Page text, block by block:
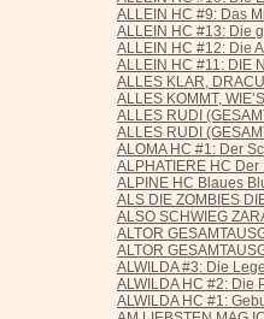
ALLEIN HC #9: Das
ALLEIN HC #13: Die
ALLEIN HC #12: Die
ALLEIN HC #11: DIE
ALLES KLAR,
ALLES KOMMT,
ALLES RUDI
ALLES RUDI
ALOMA HC #1: Der
ALPHATIERE HC
ALPINE HC Blaues
ALS DIE ZOMBIES
ALSO SCHWIEG
ALTOR
ALTOR
ALWILDA #3: Die
ALWILDA HC #2: Die
ALWILDA HC #1: